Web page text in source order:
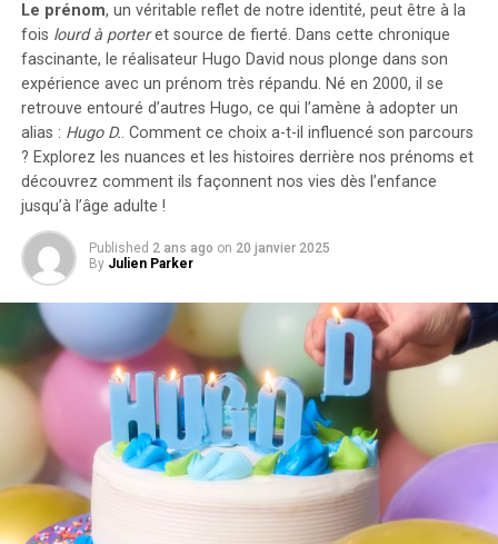
Dans le passé, Saba Azad a évoqué sa vie amoureuse avec
le superstar Hrithik Roshan et l’impact que cela a eu sur
sa carrière. Sur les réseaux sociaux, elle a partagé son
expérience de perte de projets professionnels après
avoir commencé à sortir avec lui. Elle a expliqué qu’elle
avait auparavant de nombreux projets de doublage, mais
qu’ils avaient disparu. Lorsqu’elle a discuté avec un
réalisateur, celui-ci lui a avoué qu’il pensait qu’elle
n’aurait plus besoin de faire du doublage étant donné
qu’elle sortait maintenant avec Hrithik Roshan.
Restez connectés à BollywoodLife pour les
dernières nouvelles et mises à jour sur Bollywood,
Hollywood, le Sud, la télévision et les séries web.
RELATED TOPICS: BOLLYWOOD
COUPLE SOLIDE
DERNIER SORTIE
HRITHIK ROSHAN SABA AZAD
UP NEXT
Huawei tease le nova Flip avec un écran de couverture
carré captivant !
Le prénom, un véritable reflet de notre identité, peut être à la
fois lourd à porteret source de fierté. Dans cette chronique
fascinante, le réalisateur Hugo David nous plonge dans son
expérience avec un prénom très répandu. Né en 2000, il se
retrouve entouré d’autres Hugo, ce qui l’amène à adopter un
alias : Hugo D.. Comment ce choix a-t-il influencé son parcours
? Explorez les nuances et les histoires derrière nos prénoms et
découvrez comment ils façonnent nos vies dès l’enfance
jusqu’à l’âge adulte !
Published 2 ans ago on 20 janvier 2025
By Julien Parker